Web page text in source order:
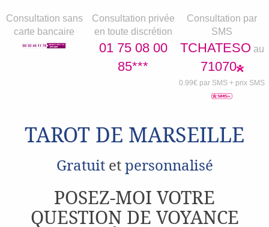
Consultation sans
carte bancaire
Consultation privée
en toute discrétion
01 75 08 00
85***
Consultation par
SMS
TCHATESO au
71070
0.99€ par SMS + prix SMS
TAROT DE MARSEILLE
Gratuitetpersonnalisé
POSEZ-MOI VOTRE
QUESTION DE VOYANCE